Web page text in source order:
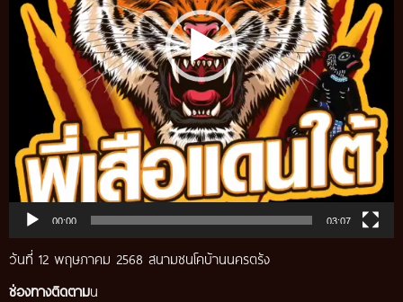
00:00 03:07
วันที่ 12 พฤษภาคม 2568 สนามชนโคบ้านนครตรัง
ช่องทางติดตามน